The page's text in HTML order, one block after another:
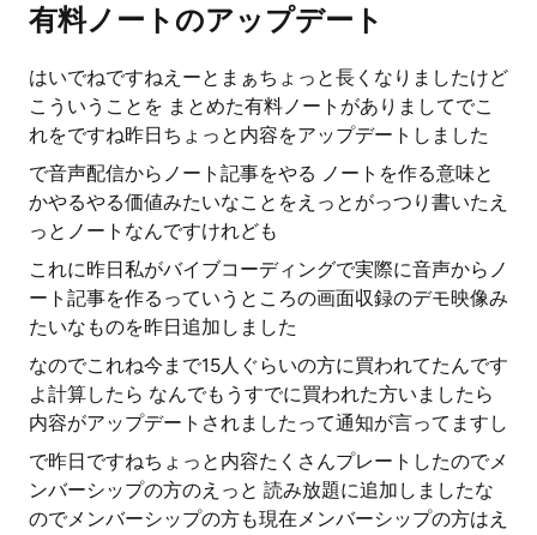
有料ノートのアップデート
はいでねですねえーとまぁちょっと長くなりましたけど
こういうことを まとめた有料ノートがありましてでこ
れをですね昨日ちょっと内容をアップデートしました
で音声配信からノート記事をやる ノートを作る意味と
かやるやる価値みたいなことをえっとがっつり書いたえ
っとノートなんですけれども
これに昨日私がバイブコーディングで実際に音声からノ
ート記事を作るっていうところの画面収録のデモ映像み
たいなものを昨日追加しました
なのでこれね今まで15人ぐらいの方に買われてたんです
よ計算したら なんでもうすでに買われた方いましたら
内容がアップデートされましたって通知が言ってますし
で昨日ですねちょっと内容たくさんプレートしたのでメ
ンバーシップの方のえっと 読み放題に追加しましたな
のでメンバーシップの方も現在メンバーシップの方はえ